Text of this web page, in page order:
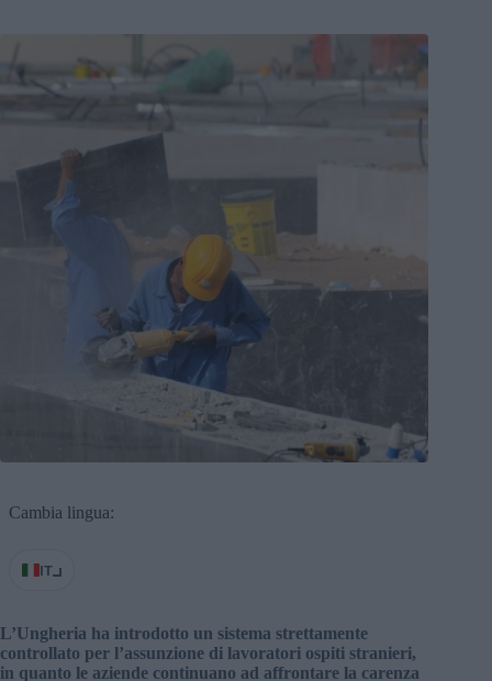
Cambia lingua:
IT
L’Ungheria ha introdotto un sistema strettamente
controllato per l’assunzione di lavoratori ospiti stranieri,
in quanto le aziende continuano ad affrontare la carenza